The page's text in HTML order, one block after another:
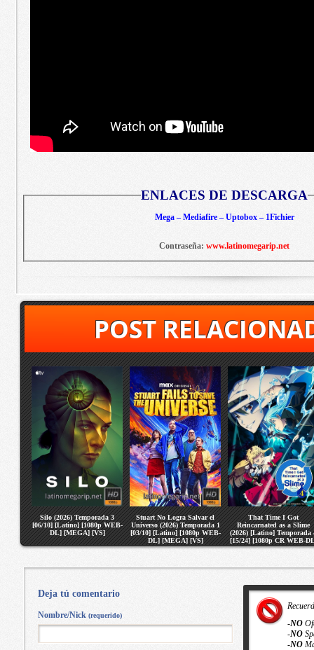
ENLACES DE DESCARGA
Mega – Mediafire – Uptobox – 1Fichier
Contraseña: www.latinomegarip.net
POST
Silo (2026) Temporada 3
[06/10] [Latino] [1080p WEB-
DL] [MEGA] [VS]
Stuart No Logra Salvar el
Universo (2026) Temporada 1
[03/10] [Latino] [1080p WEB-
DL] [MEGA] [VS]
That Time I Got
Reincarnated as a Slime
(2026) [Latino] Temporada
[15/24] [1080p CR WEB-
[MEGA] [VS]
-NO
-NO
-NO
Deja tú comentario
Nombre/Nick (requerido)